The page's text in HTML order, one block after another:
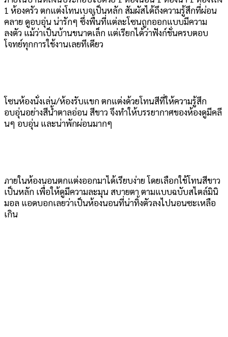
1 ห้องครัว ตกแต่งโทนเบจเป็นหลัก สัมผัสได้ถึงความรู้สึกที่ผ่อน
คลาย ดูอบอุ่น น่ารักๆ ซึ่งพื้นที่แต่ละโซนถูกออกแบบมีความ
ลงตัว แม้ว่าเป็นบ้านขนาดเล็ก แต่เรียกได้ว่าฟังก์ชั่นครบตอบ
โจทย์ทุกการใช้งานเลยทีเดียว
โซนห้องนั่งเล่น/ห้องรับแขก ตกแต่งด้วยโทนสีที่ให้ความรู้สึก
อบอุ่นอย่างสีน้ำตาลอ่อน สีขาว จึงทำให้บรรยากาศของห้องดูมีคลี
นๆ อบอุ่น และน่าพักผ่อนมากๆ
ภายในห้องนอนตกแต่งออกมาได้เรียบง่าย โดยเลือกใช้โทนสีขาว
เป็นหลัก เพื่อให้ดูมีความละมุน สบายตา ตามแบบฉบับสไตล์มินิ
มอล แอดบอกเลยว่าเป็นห้องนอนที่น่าทิ้งตัวลงไปนอนซะเหลือ
เกิน